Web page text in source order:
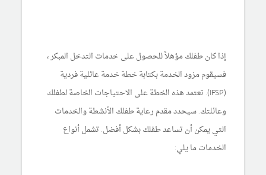
إذا كان طفلك مؤهلاً للحصول على خدمات التدخل المبكر ،
فسيقوم مزود الخدمة بكتابة خطة خدمة عائلية فردية
(IFSP). تعتمد هذه الخطة على الاحتياجات الخاصة لطفلك
وعائلتك. سيحدد مقدم رعاية طفلك الأنشطة والخدمات
التي يمكن أن تساعد طفلك بشكل أفضل. تشمل أنواع
الخدمات ما يلي: